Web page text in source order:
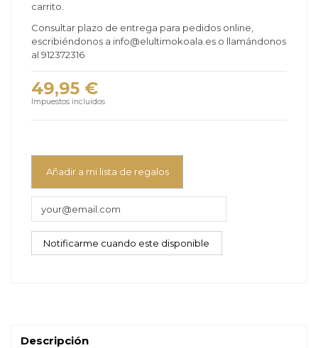
carrito.
Consultar plazo de entrega para pedidos online,
escribiéndonos a info@elultimokoala.es o llamándonos
al 912372316
49,95 €
Impuestos incluidos
Añadir a mi lista de regalos
Descripción